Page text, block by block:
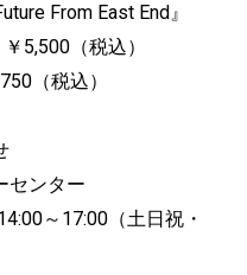
From East End』
5,500（税込）
（税込）
センター
～17:00（土日祝・